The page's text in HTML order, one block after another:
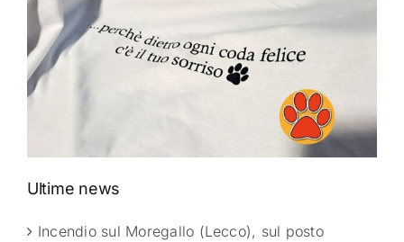
Ultime news
Incendio sul Moregallo (Lecco), sul posto